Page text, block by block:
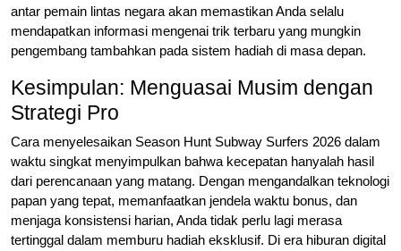
antar pemain lintas negara akan memastikan Anda selalu
mendapatkan informasi mengenai trik terbaru yang mungkin
pengembang tambahkan pada sistem hadiah di masa depan.
Kesimpulan: Menguasai Musim dengan
Strategi Pro
Cara menyelesaikan Season Hunt Subway Surfers 2026 dalam
waktu singkat menyimpulkan bahwa kecepatan hanyalah hasil
dari perencanaan yang matang. Dengan mengandalkan teknologi
papan yang tepat, memanfaatkan jendela waktu bonus, dan
menjaga konsistensi harian, Anda tidak perlu lagi merasa
tertinggal dalam memburu hadiah eksklusif. Di era hiburan digital